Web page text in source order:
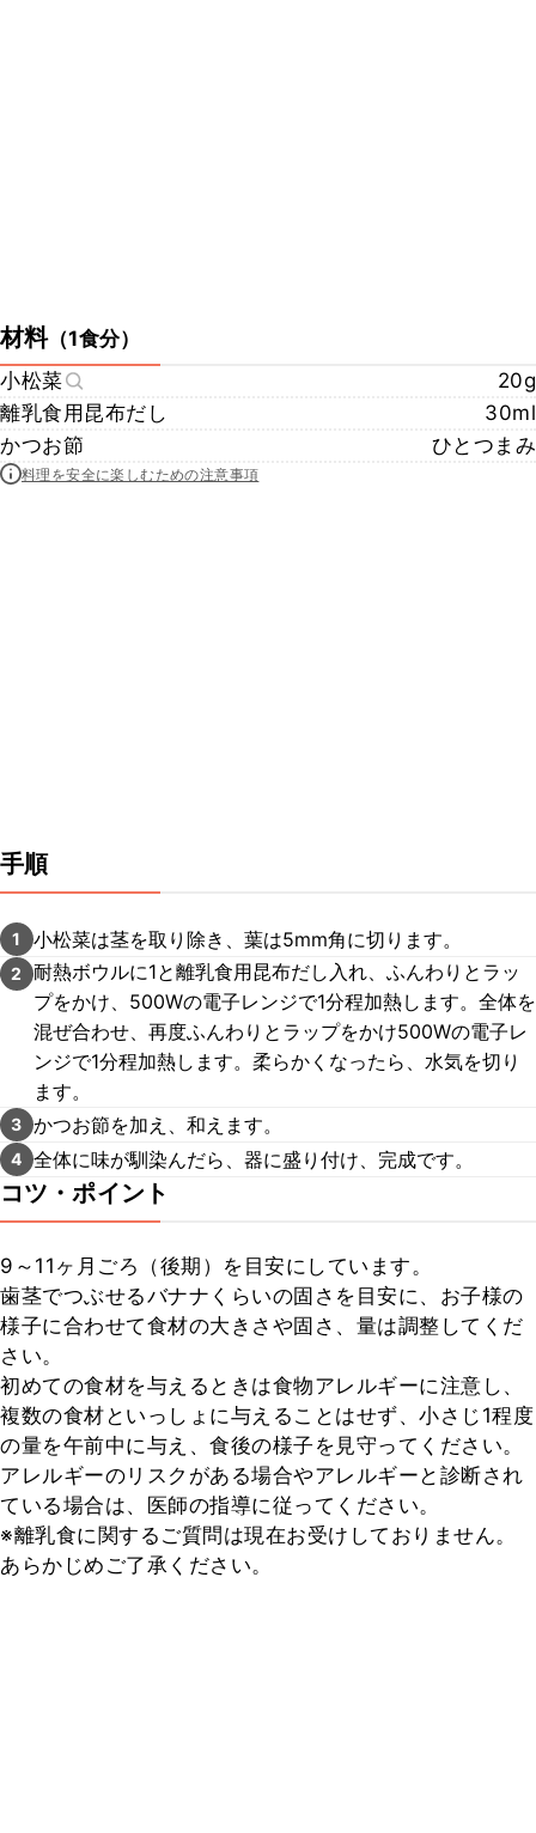
材料（1食分）
小松菜
20g
離乳食用昆布だし
30ml
かつお節
ひとつまみ
料理を安全に楽しむための注意事項
手順
1 小松菜は茎を取り除き、葉は5mm角に切ります。
2
耐熱ボウルに1と離乳食用昆布だし入れ、ふんわりとラッ
プをかけ、500Wの電子レンジで1分程加熱します。全体を
混ぜ合わせ、再度ふんわりとラップをかけ500Wの電子レ
ンジで1分程加熱します。柔らかくなったら、水気を切り
ます。
3 かつお節を加え、和えます。
4 全体に味が馴染んだら、器に盛り付け、完成です。
コツ・ポイント
9～11ヶ月ごろ（後期）を目安にしています。
歯茎でつぶせるバナナくらいの固さを目安に、お子様の
様子に合わせて食材の大きさや固さ、量は調整してくだ
さい。
初めての食材を与えるときは食物アレルギーに注意し、
複数の食材といっしょに与えることはせず、小さじ1程度
の量を午前中に与え、食後の様子を見守ってください。
アレルギーのリスクがある場合やアレルギーと診断され
ている場合は、医師の指導に従ってください。
※離乳食に関するご質問は現在お受けしておりません。
あらかじめご了承ください。